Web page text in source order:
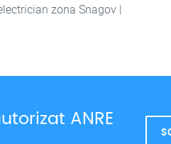
zona Snagov |
ANRE